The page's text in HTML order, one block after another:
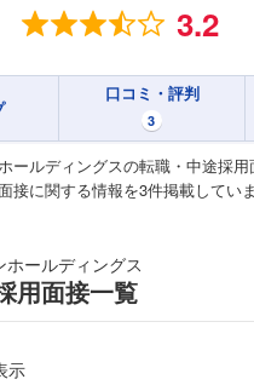
総合評価 3.2
口コミ・評判
3
ールディングスの転職・中途採
接に関する情報を3件掲載してい
ールディングス
用面接一覧
示